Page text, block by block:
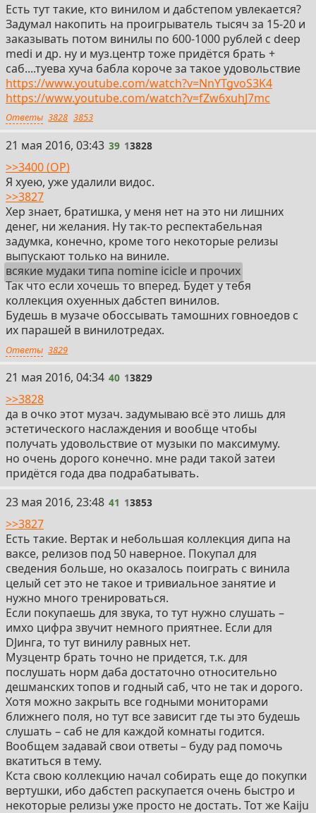
Есть тут такие, кто винилом и дабстепом увлекается?
Задумал накопить на проигрыватель тысяч за 15-20 и
заказывать потом винилы по 600-1000 рублей с deep
medi и др. ну и муз.центр тоже придётся брать +
саб....туева хуча бабла короче за такое удовольствие
https://www.youtube.com/watch?v=NnYTgvoS3K4
https://www.youtube.com/watch?v=fZw6xuhJ7mc
Ответы 3828 3853
39
21 мая 2016, 03:43 39 13828
>>3400 (OP)
Я хуею, уже удалили видос.
>>3827
Хер знает, братишка, у меня нет на это ни лишних
денег, ни желания. Ну так-то респектабельная
задумка, конечно, кроме того некоторые релизы
выпускают только на виниле.
всякие мудаки типа nomine icicle и прочих
Так что если хочешь то вперед. Будет у тебя
коллекция охуенных дабстеп винилов.
Будешь в музаче обоссывать тамошних говноедов с
их парашей в винилотредах.
Ответы 3829
40
21 мая 2016, 04:34 40 13829
>>3828
да в очко этот музач. задумываю всё это лишь для
эстетического наслаждения и вообще чтобы
получать удовольствие от музыки по максимуму.
но очень дорого конечно. мне ради такой затеи
придётся года два подрабатывать.
41
23 мая 2016, 23:48 41 13853
>>3827
Есть такие. Вертак и небольшая коллекция дипа на
ваксе, релизов под 50 наверное. Покупал для
сведения больше, но оказалось поиграть с винила
целый сет это не такое и тривиальное занятие и
нужно много тренироваться.
Если покупаешь для звука, то тут нужно слушать –
имхо цифра звучит немного приятнее. Если для
DJинга, то тут винилу равных нет.
Музцентр брать точно не придется, т.к. для
послушать норм даба достаточно относительно
дешманских топов и годный саб, что не так и дорого.
Хотя можно закрыть все годными мониторами
ближнего поля, но тут все зависит где ты это будешь
слушать – саб не для каждой комнаты годится.
Вообщем задавай свои ответы – буду рад помочь
вкатиться в тему.
Кста свою коллекцию начал собирать еще до покупки
вертушки, ибо дабстеп раскупается очень быстро и
некоторые релизы уже просто не достать. Тот же Kaiju